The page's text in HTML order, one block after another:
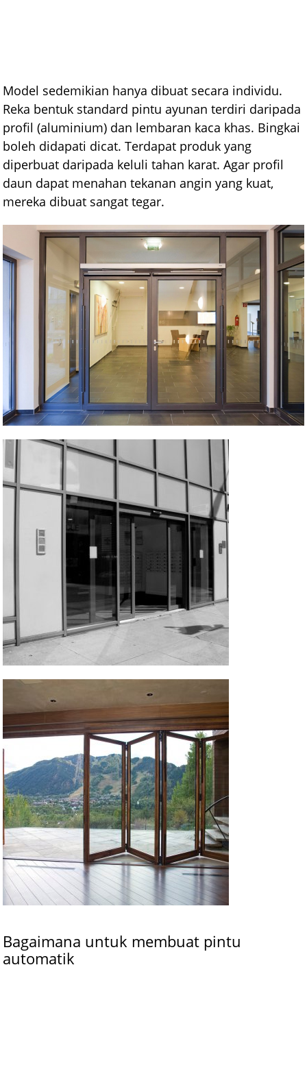
Model sedemikian hanya dibuat secara individu.
Reka bentuk standard pintu ayunan terdiri daripada
profil (aluminium) dan lembaran kaca khas. Bingkai
boleh didapati dicat. Terdapat produk yang
diperbuat daripada keluli tahan karat. Agar profil
daun dapat menahan tekanan angin yang kuat,
mereka dibuat sangat tegar.
Bagaimana untuk membuat pintu
automatik